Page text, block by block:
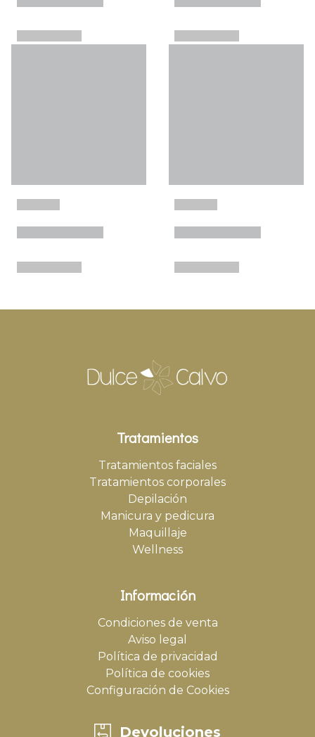
Tratamientos
Tratamientos faciales
Tratamientos corporales
Depilación
Manicura y pedicura
Maquillaje
Wellness
Información
Condiciones de venta
Aviso legal
Política de privacidad
Política de cookies
Configuración de Cookies
Devoluciones